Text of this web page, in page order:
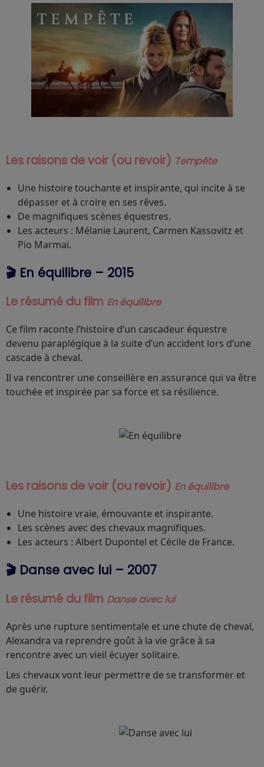
Les raisons de voir (ou revoir) Tempête
Une histoire touchante et inspirante, qui incite à se
dépasser et à croire en ses rêves.
De magnifiques scènes équestres.
Les acteurs : Mélanie Laurent, Carmen Kassovitz et
Pio Marmaï.
🎬 En équilibre – 2015
Le résumé du film En équilibre
Ce film raconte l’histoire d’un cascadeur équestre
devenu paraplégique à la suite d’un accident lors d’une
cascade à cheval.
Il va rencontrer une conseillère en assurance qui va être
touchée et inspirée par sa force et sa résilience.
Les raisons de voir (ou revoir) En équilibre
Une histoire vraie, émouvante et inspirante.
Les scènes avec des chevaux magnifiques.
Les acteurs : Albert Dupontel et Cécile de France.
🎬 Danse avec lui – 2007
Le résumé du film Danse avec lui
Après une rupture sentimentale et une chute de cheval,
Alexandra va reprendre goût à la vie grâce à sa
rencontre avec un vieil écuyer solitaire.
Les chevaux vont leur permettre de se transformer et
de guérir.